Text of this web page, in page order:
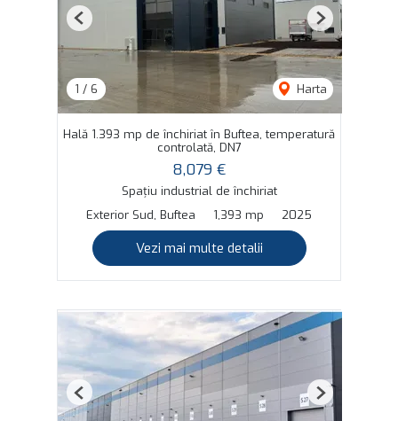
1 / 6 Harta
Previous Next
Hală 1.393 mp de închiriat în Buftea, temperatură
controlată, DN7
8,079 €
Spațiu industrial de închiriat
Exterior Sud, Buftea
1,393 mp 2025
Vezi mai multe detalii
Previous Next